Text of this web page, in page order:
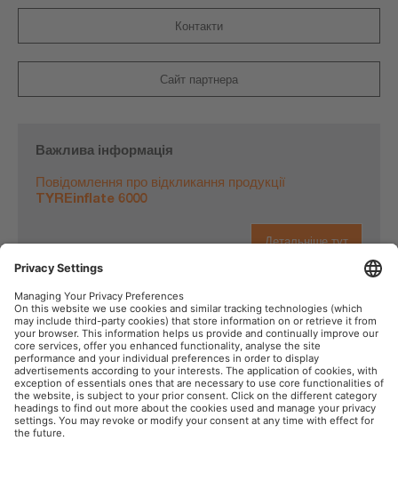
Контакти
Сайт партнера
Важлива інформація
Повідомлення про відкликання продукції
TYREinflate 6000
Детальніше тут
OSRAM у соціальних мережах
Товарний знак
Умови використання сайту